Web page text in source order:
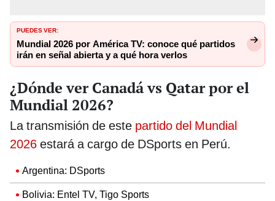
PUEDES VER:
Mundial 2026 por América TV: conoce qué partidos
irán en señal abierta y a qué hora verlos
¿Dónde ver Canadá vs Qatar por el
Mundial 2026?
La transmisión de este partido del Mundial
2026 estará a cargo de DSports en Perú.
Argentina: DSports
Bolivia: Entel TV, Tigo Sports